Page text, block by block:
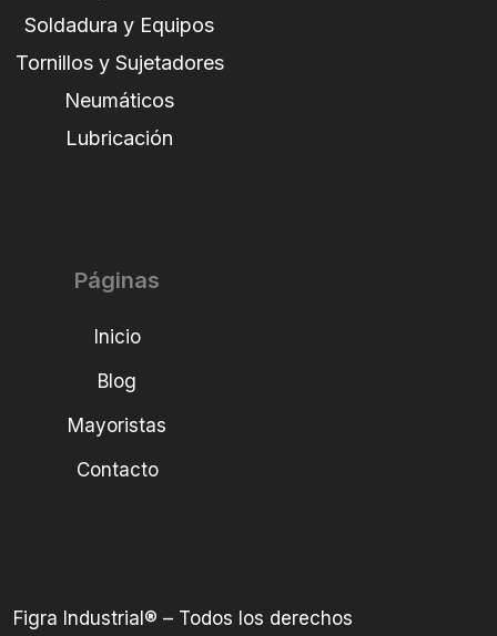
Soldadura y Equipos
Tornillos y Sujetadores
Neumáticos
Lubricación
Páginas
Inicio
Blog
Mayoristas
Contacto
Figra Industrial® – Todos los derechos